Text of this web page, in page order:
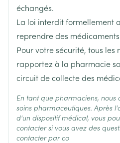
Ingrédients
Actifs
Préservation
Température
25°C)
échangés.
La loi interdit formellement
reprendre des
Pour votre sécurité, tous les
rapportez à la pharmacie
circuit de collecte des
En tant que pharmaciens,
soins pharmaceutiques. Après
d'un dispositif médical, vous
contacter si vous avez des
contacter par co